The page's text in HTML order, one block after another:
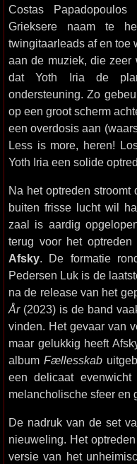
Costas
Grieksere naam te
twingitaarleads af en toe
aan de muziek, die zeer
dat Yoth Iria de
ondersteuning. Zo
op een groot scherm
een overdosis aan
Less is more, heren!
Yoth Iria een solide
Na het optreden
buiten frisse lucht wil
zaal is aardig
terug voor het
Afsky. De formatie
Pedersen Luk is de
na de release van het
År(2023) is de band
vinden. Het gevaar van
maar gelukkig heeft
album Fællesskab
een delicaat evenwicht
melancholische sfeer en
De nadruk van de set
nieuweling. Het
versie van het